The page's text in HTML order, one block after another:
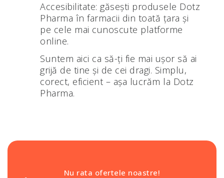
Accesibilitate: găsești produsele Dotz
Pharma în farmacii din toată țara și
pe cele mai cunoscute platforme
online.
Suntem aici ca să-ți fie mai ușor să ai
grijă de tine și de cei dragi. Simplu,
corect, eficient – așa lucrăm la Dotz
Pharma.
Nu rata ofertele noastre!